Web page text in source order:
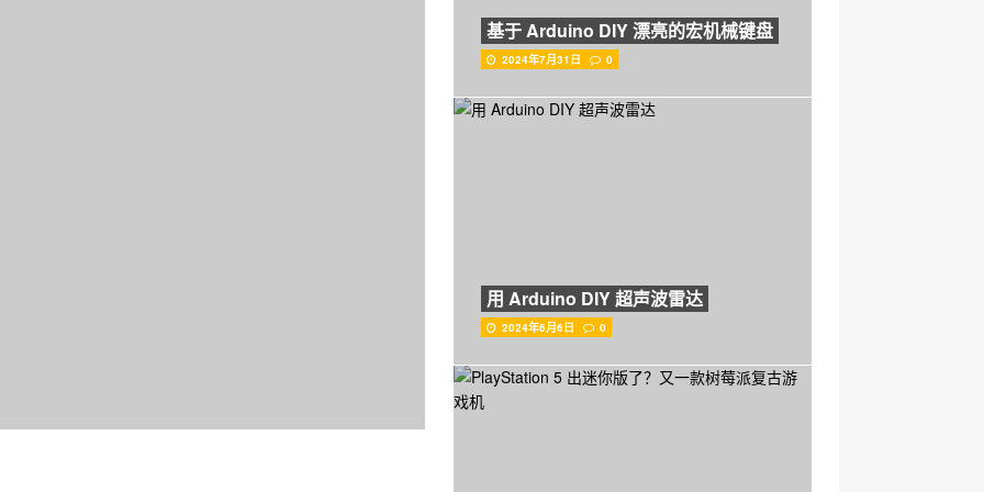
基于 Arduino DIY 漂亮的宏机械键盘
2024年7月31日 0
用 Arduino DIY 超声波雷达
2024年6月6日 0